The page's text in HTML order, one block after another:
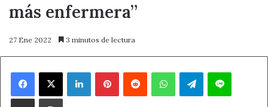
más enfermera”
27 Ene 2022 3 minutos de lectura
Facebook
X LinkedInPinterestReddit WhatsAppTelegramLine
Compartir por correo electrónicoImprimir